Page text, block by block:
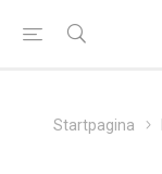
Startpagina